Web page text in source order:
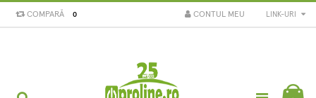
COMPARĂ 0 LINK-URI
CONTUL MEU